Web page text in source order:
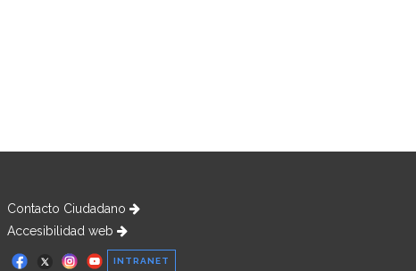
Contacto Ciudadano
Accesibilidad web
INTRANET